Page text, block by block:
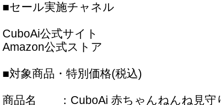
■セール実施チャネル
CuboAi公式サイト
Amazon公式ストア
■対象商品・特別価格(税込)
商品名 ：CuboAi 赤ちゃんねんね見守